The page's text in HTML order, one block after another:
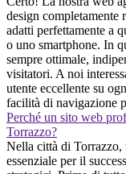
design completamente
adatti perfettamente a
o uno smartphone. In
sempre ottimale,
visitatori. A noi
utente eccellente su
facilità di navigazione
Perché un sito web
Torrazzo?
Nella città di Torrazzo,
essenziale per il